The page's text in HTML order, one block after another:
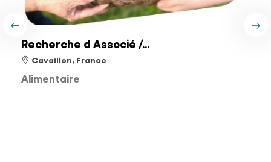
Recherche d Associé /...
Cavaillon, France
Alimentaire